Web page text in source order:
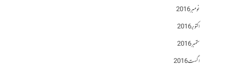
نومبر 2016
اکتوبر 2016
ستمبر 2016
اگست 2016